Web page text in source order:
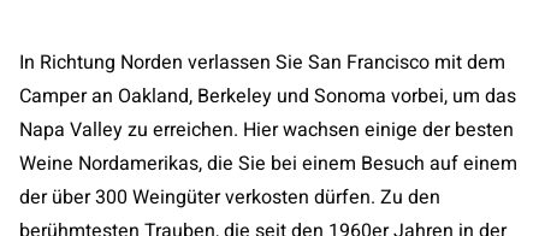
In Richtung Norden verlassen Sie San Francisco mit dem
Camper an Oakland, Berkeley und Sonoma vorbei, um das
Napa Valley zu erreichen. Hier wachsen einige der besten
Weine Nordamerikas, die Sie bei einem Besuch auf einem
der über 300 Weingüter verkosten dürfen. Zu den